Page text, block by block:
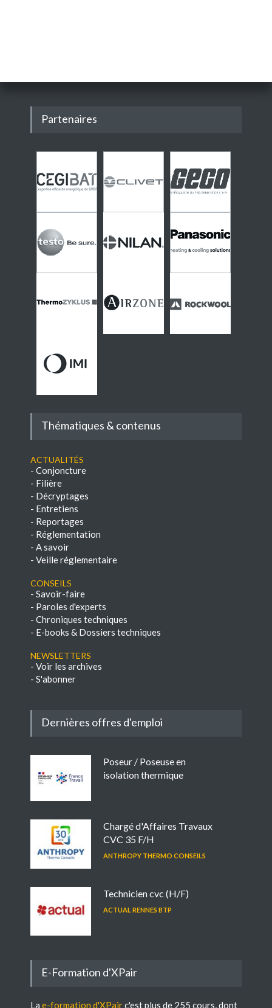
Partenaires
Thématiques & contenus
Actualités
- Conjoncture
- Filière
- Décryptages
- Entretiens
- Reportages
- Réglementation
- A savoir
- Veille réglementaire
Conseils
- Savoir-faire
- Paroles d'experts
- Chroniques techniques
- E-books & Dossiers techniques
NEWSLETTERS
- Voir les archives
- S'abonner
Dernières offres d'emploi
Poseur / Poseuse en
isolation thermique
Chargé d'Affaires Travaux
CVC 35 F/H
ANTHROPY THERMO CONSEILS
Technicien cvc (H/F)
ACTUAL RENNES BTP
E-Formation d'XPair
La e-formation d'XPairc'est plus de 255 cours, dont